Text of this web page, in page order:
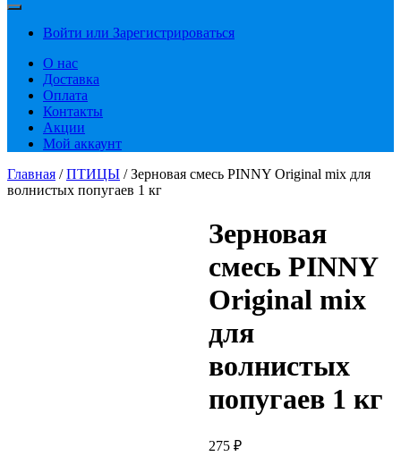
Войти или Зарегистрироваться
О нас
Доставка
Оплата
Контакты
Акции
Мой аккаунт
Главная /ПТИЦЫ / Зерновая смесь PINNY Original mix для
волнистых попугаев 1 кг
Зерновая
смесь PINNY
Original mix
для
волнистых
попугаев 1 кг
275 ₽